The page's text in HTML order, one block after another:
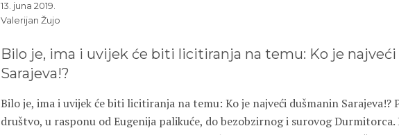
13. juna 2019.
Valerijan Žujo
Bilo je, ima i uvijek će biti licitiranja na temu: Ko je
Sarajeva!?
Bilo je, ima i uvijek će biti licitiranja na temu: Ko je najveći dušmanin Sarajeva!?
društvo, u rasponu od Eugenija palikuće, do bezobzirnog i surovog Durmitorca.